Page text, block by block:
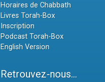
Horaires de Chabbath
Livres Torah-Box
Inscription
Podcast Torah-Box
English Version
Retrouvez-nous...